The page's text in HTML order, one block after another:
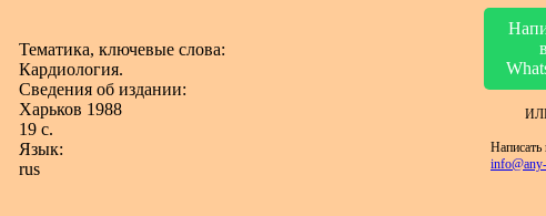
Тематика, ключевые слова:
Кардиология.
Сведения об издании:
Харьков 1988
19 с.
Язык:
rus
в
Написать